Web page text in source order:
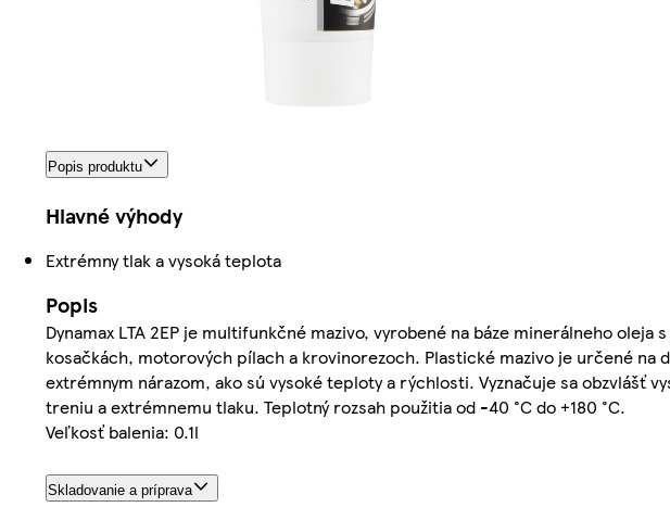
Popis produktu
Hlavné výhody
Extrémny tlak a vysoká teplota
Popis
Dynamax LTA 2EP je multifunkčné mazivo, vyrobené na báze minerálneho
kosačkách, motorových pílach a krovinorezoch. Plastické mazivo je určené na
extrémnym nárazom, ako sú vysoké teploty a rýchlosti. Vyznačuje sa obzvlášť
treniu a extrémnemu tlaku. Teplotný rozsah použitia od -40 °C do +180 °C.
Veľkosť balenia: 0.1l
Skladovanie a príprava